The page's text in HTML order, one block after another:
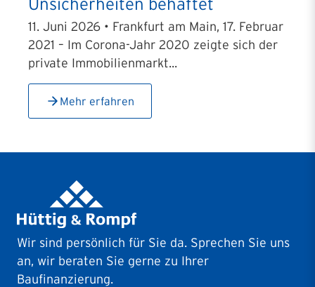
Unsicherheiten behaftet
11. Juni 2026 • Frankfurt am Main, 17. Februar
2021 – Im Corona-Jahr 2020 zeigte sich der
private Immobilienmarkt...
Mehr erfahren
Wir sind persönlich für Sie da. Sprechen Sie uns
an, wir beraten Sie gerne zu Ihrer
Baufinanzierung.